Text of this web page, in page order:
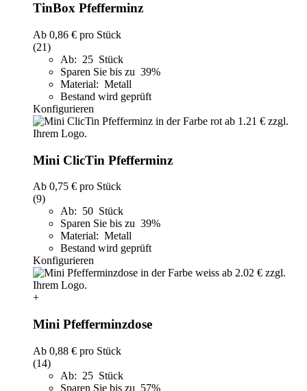
TinBox Pfefferminz
Ab 0,86 € pro Stück
(21)
Ab: 25 Stück
Sparen Sie bis zu 39%
Material: Metall
Bestand wird geprüft
Konfigurieren
Mini ClicTin Pfefferminz
Ab 0,75 € pro Stück
(9)
Ab: 50 Stück
Sparen Sie bis zu 39%
Material: Metall
Bestand wird geprüft
Konfigurieren
+
Mini Pfefferminzdose
Ab 0,88 € pro Stück
(14)
Ab: 25 Stück
Sparen Sie bis zu 57%